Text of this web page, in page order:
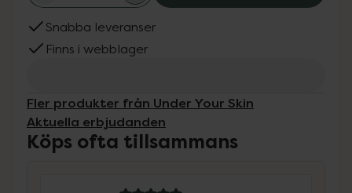
Snabba leveranser
Finns i webblager
Fler produkter från Under Your Skin
Aktuella erbjudanden
Köps ofta tillsammans